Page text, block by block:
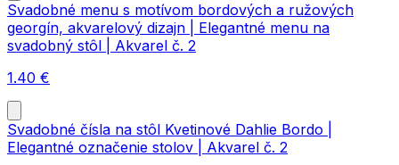
Svadobné menu s motívom bordových a ružových
georgín, akvarelový dizajn | Elegantné menu na
svadobný stôl | Akvarel č. 2
1.40 €
Svadobné čísla na stôl Kvetinové Dahlie Bordo |
Elegantné označenie stolov | Akvarel č. 2